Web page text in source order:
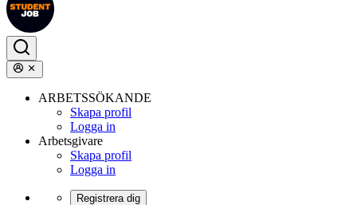
ARBETSSÖKANDE
Skapa profil
Logga in
Arbetsgivare
Skapa profil
Logga in
Registrera dig